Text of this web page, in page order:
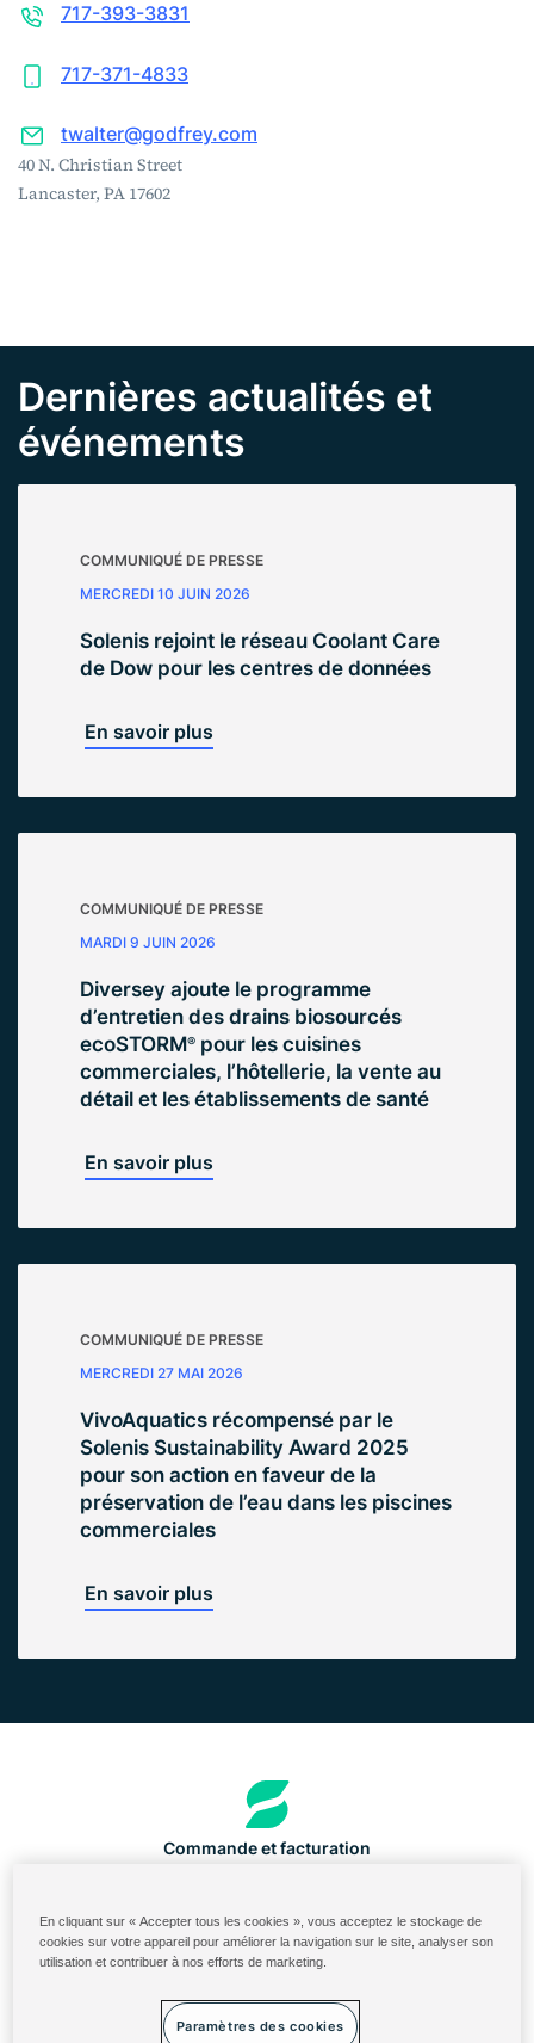
717-393-3831
717-371-4833
twalter@godfrey.com
40 N. Christian Street
Lancaster, PA 17602
Dernières actualités et
événements
COMMUNIQUÉ DE PRESSE
MERCREDI 10 JUIN 2026
Solenis rejoint le réseau Coolant Care
de Dow pour les centres de données
En savoir plus
COMMUNIQUÉ DE PRESSE
MARDI 9 JUIN 2026
Diversey ajoute le programme
d’entretien des drains biosourcés
ecoSTORM® pour les cuisines
commerciales, l’hôtellerie, la vente au
détail et les établissements de santé
En savoir plus
COMMUNIQUÉ DE PRESSE
MERCREDI 27 MAI 2026
VivoAquatics récompensé par le
Solenis Sustainability Award 2025
pour son action en faveur de la
préservation de l’eau dans les piscines
commerciales
En savoir plus
Commande et facturation
Identifiant du Cloud Solenis
Diversey ServiceNow
Conditions générales
En cliquant sur « Accepter tous les cookies », vous acceptez le stockage de
cookies sur votre appareil pour améliorer la navigation sur le site, analyser son
utilisation et contribuer à nos efforts de marketing.
Paramètres des cookies